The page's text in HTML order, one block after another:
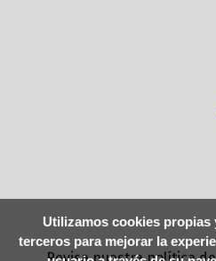
Utilizamos cookies propias
terceros para mejorar la